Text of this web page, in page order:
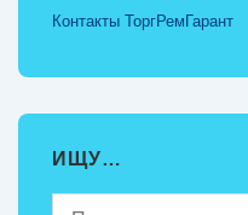
Контакты ТоргРемГарант
ИЩУ…